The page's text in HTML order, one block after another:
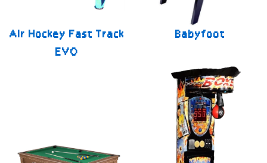
Air Hockey Fast Track
EVO
Babyfoot